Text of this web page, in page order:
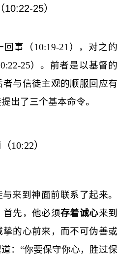
10:22-25）
回事（10:19-21 ），对之的
25）。前者是以基督的
与信徒主观的顺服回应有
出了三个基本命令。
10:22）
来到神面前联系了起来。
首先，他必须存着诚心来到
的心前来，而不可伪善或
：“你要保守你心，胜过保